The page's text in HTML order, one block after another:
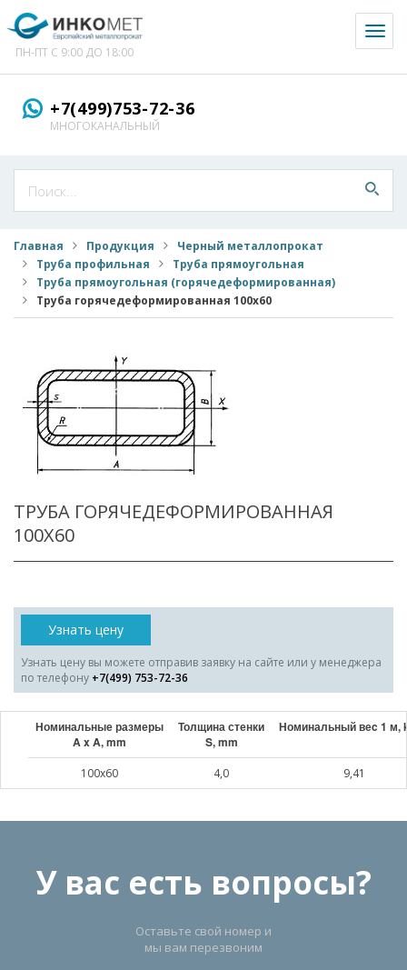
ПН-ПТ С 9:00 ДО 18:00
+7(499)753-72-36
МНОГОКАНАЛЬНЫЙ
Главная Продукция
Черный металлопрокат
Труба профильная
Труба прямоугольная
Труба прямоугольная (горячедеформированная)
Труба горячедеформированная 100x60
ТРУБА ГОРЯЧЕДЕФОРМИРОВАННАЯ
100X60
Узнать цену
Узнать цену вы можете отправив заявку на сайте или у менеджера
по телефону +7(499) 753-72-36
Номинальные размеры
A x A, mm
Толщина стенки
S, mm
Номинальный веc 1 м,
100x60 4,0 9,41
У вас есть вопросы?
Оставьте свой номер и
мы вам перезвоним